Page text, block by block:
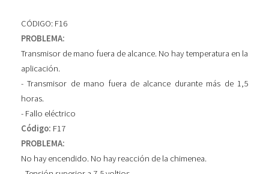
CÓDIGO: F16
PROBLEMA:
Transmisor de mano fuera de alcance. No hay temperatura en la
aplicación.
- Transmisor de mano fuera de alcance durante más de 1,5
horas.
- Fallo eléctrico
Código: F17
PROBLEMA:
No hay encendido. No hay reacción de la chimenea.